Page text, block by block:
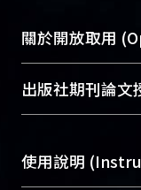
成果。
To permanently
profiles and
services of
Sciences Library)
關於開放取用
開放取用是從使
動，應用在學術
用逐年攀升。同
出版社期刊論
含部分內容的
助與合作完成
使用說明